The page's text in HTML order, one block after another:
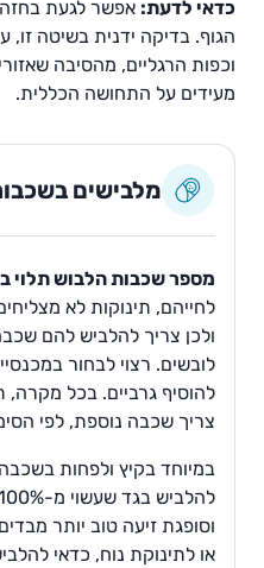
כדאי לדעת: אפשר לגעת בחזה
הגוף. בדיקה ידנית בשיטה זו,
וכפות הרגליים, מהסיבה
מעידים על התחושה הכללית.
מלבישים
מספר שכבות הלבוש תלוי
לחייהם, תינוקות לא
ולכן צריך להלביש להם
לובשים. רצוי לבחור
להוסיף גרביים. בכל
צריך שכבה נוספת, לפי
במיוחד בקיץ ולפחות
וסופגת זיעה טוב יותר
או לתינוקת נוח, כדאי